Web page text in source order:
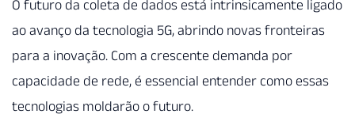
O futuro da coleta de dados está intrinsicamente ligado
ao avanço da tecnologia 5G, abrindo novas fronteiras
para a inovação. Com a crescente demanda por
capacidade de rede, é essencial entender como essas
tecnologias moldarão o futuro.